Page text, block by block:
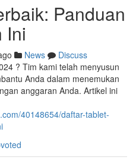
Panduan
Ini
News
Discuss
? Tim kami telah menyusun
Anda dalam menemukan
anggaran Anda. Artikel ini
40148654/daftar-tablet-